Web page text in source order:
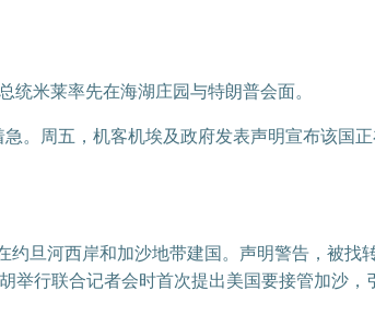
米莱率先在海湖庄园与特朗普会面。
。周五，机客机埃及政府发表声明宣布该
旦河西岸和加沙地带建国。声明警告，被
举行联合记者会时首次提出美国要接管加沙，